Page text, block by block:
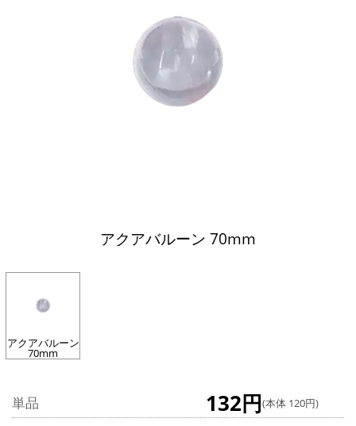
アクアバルーン 70mm
アクアバルーン
70mm
単品 132円(本体 120円)